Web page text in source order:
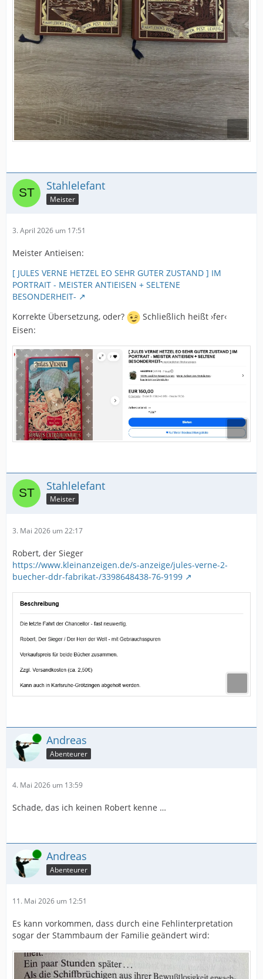
Stahlelefant
Meister
3. April 2026 um 17:51
Meister Antieisen:
[ JULES VERNE HETZEL EO SEHR GUTER ZUSTAND ] IM
PORTRAIT - MEISTER ANTIEISEN + SELTENE
BESONDERHEIT-
Korrekte Übersetzung, oder?
Schließlich heißt ›fer‹
Eisen:
Stahlelefant
Meister
3. Mai 2026 um 22:17
Robert, der Sieger
https://www.kleinanzeigen.de/s-anzeige/jules-verne-2-
buecher-ddr-fabrikat-/3398648438-76-9199
Online Andreas
Abenteurer
4. Mai 2026 um 13:59
Schade, das ich keinen Robert kenne …
Online Andreas
Abenteurer
11. Mai 2026 um 12:51
Es kann vorkommen, dass durch eine Fehlinterpretation
sogar der Stammbaum der Familie geändert wird: